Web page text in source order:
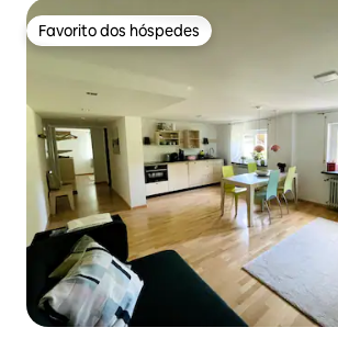
Favorito dos hóspedes
Favorito dos hóspedes